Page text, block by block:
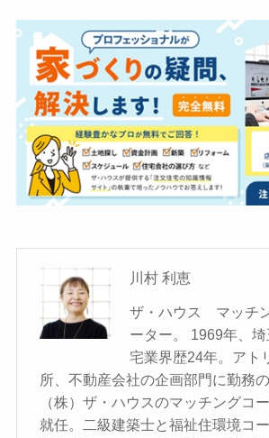
川村 利恵
ザ・ハウス マッチ
ーター。 1969年、
宅業界歴24年。アト
所、不動産会社の企画部門に勤務
（株）ザ・ハウスのマッチングコ
就任。二級建築士と福祉住環境コ